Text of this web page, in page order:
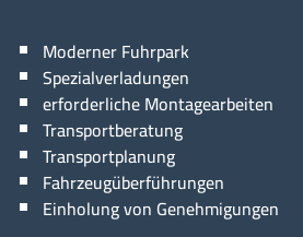
Moderner Fuhrpark
Spezialverladungen
erforderliche Montagearbeiten
Transportberatung
Transportplanung
Fahrzeugüberführungen
Einholung von Genehmigungen